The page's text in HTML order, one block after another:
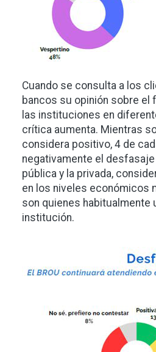
Cuando se consulta a los
bancos su opinión sobre el
las instituciones en
crítica aumenta. Mientras
considera positivo, 4 de
negativamente el
pública y la privada,
en los niveles económicos
son quienes habitualmente
institución.